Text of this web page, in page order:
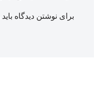
برای نوشتن دیدگاه باید